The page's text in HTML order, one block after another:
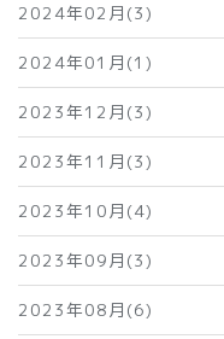
2024年02月(3)
2024年01月(1)
2023年12月(3)
2023年11月(3)
2023年10月(4)
2023年09月(3)
2023年08月(6)